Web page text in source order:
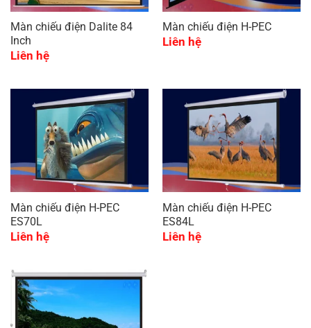
Màn chiếu điện Dalite 84
Inch
Liên hệ
Màn chiếu điện H-PEC
Liên hệ
Màn chiếu điện H-PEC
ES70L
Liên hệ
Màn chiếu điện H-PEC
ES84L
Liên hệ